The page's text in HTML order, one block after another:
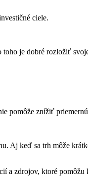
ciele.
je dobré rozložiť
pomôže znížiť
Aj keď sa trh môže
a zdrojov, ktoré pomôžu